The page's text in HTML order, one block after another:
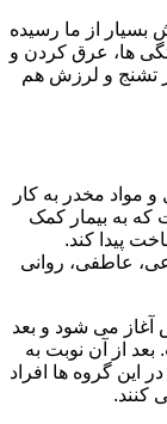
بسیار از ما رسیده
ها، عرق کردن و
تشنج و لرزش هم
مواد مخدر به کار
به بیمار کمک
پیدا کند.
عاطفی، روانی
آغاز می شود و بعد
از آن نوبت به
گروه ها افراد
کنند.